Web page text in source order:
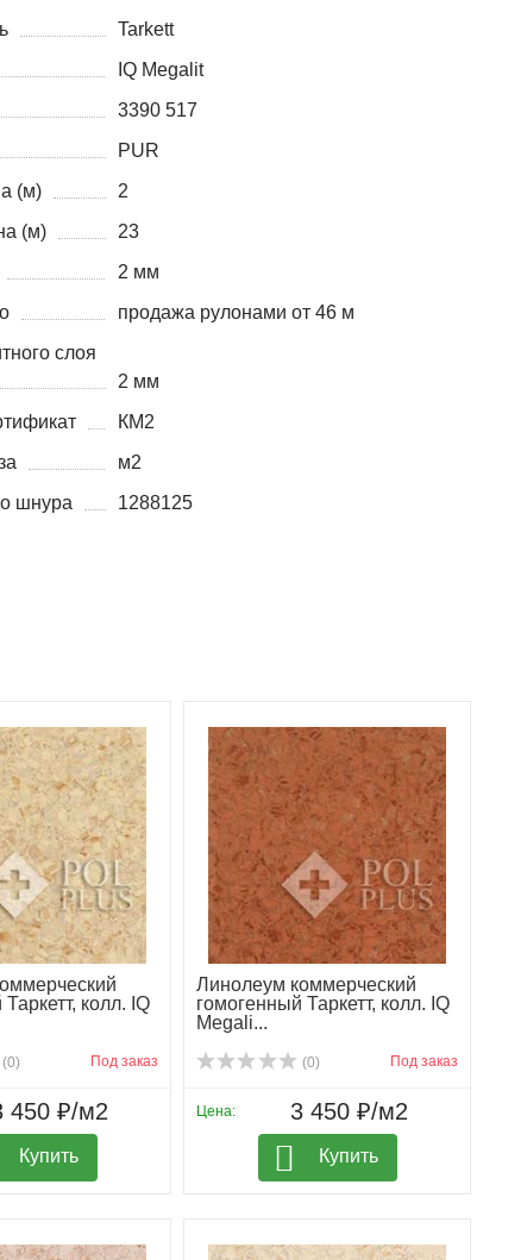
Tarkett
IQ Megalit
3390 517
PUR
(м)
2
(м)
23
2 мм
продажа рулонами от 46 м
слоя
2 мм
КМ2
м2
шнура
1288125
колл. IQ
(0) Под заказ
450 ₽/м2
Купить
Линолеум коммерческий
гомогенный Таркетт, колл. IQ
Megali...
(0) Под заказ
Цена: 3 450 ₽/м2
Купить